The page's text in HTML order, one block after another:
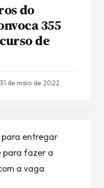
do
355
de
31 de maio de 2022
entregar
para fazer a
a vaga